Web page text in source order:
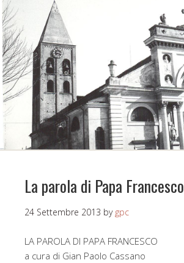
La parola di Papa Francesco
24 Settembre 2013 by gpc
LA PAROLA DI PAPA FRANCESCO
a cura di Gian Paolo Cassano